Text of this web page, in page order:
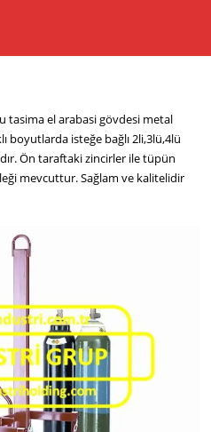
tasima el arabasi gövdesi metal
boyutlarda isteğe bağlı 2li,3lü,4lü
Ön taraftaki zincirler ile tüpün
mevcuttur. Sağlam ve kalitelidir